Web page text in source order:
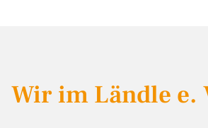
Wir im Ländle e.